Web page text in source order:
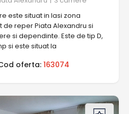
este situat in Iasi zona
de reper Piata Alexandru si
si dependinte. Este de tip D,
si este situat la
oferta: 163074